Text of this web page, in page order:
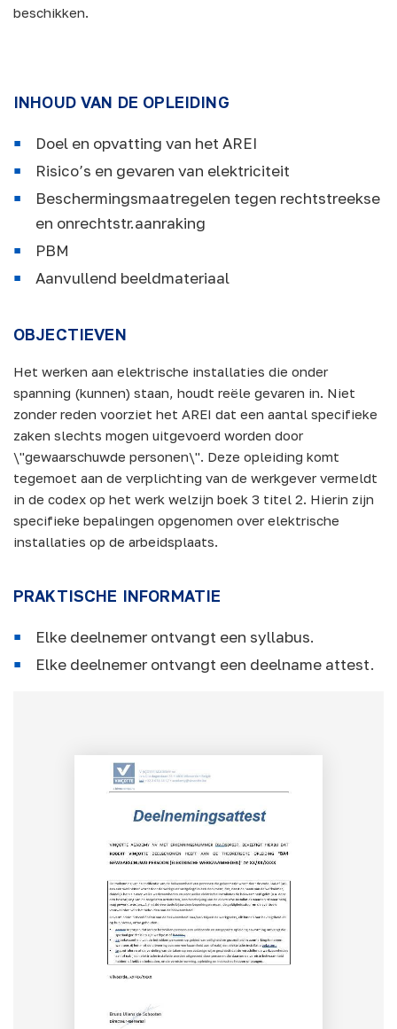
beschikken.
INHOUD VAN DE OPLEIDING
Doel en opvatting van het AREI
Risico’s en gevaren van elektriciteit
Beschermingsmaatregelen tegen rechtstreekse
en onrechtstr.aanraking
PBM
Aanvullend beeldmateriaal
OBJECTIEVEN
Het werken aan elektrische installaties die onder
spanning (kunnen) staan, houdt reële gevaren in. Niet
zonder reden voorziet het AREI dat een aantal specifieke
zaken slechts mogen uitgevoerd worden door
\"gewaarschuwde personen\". Deze opleiding komt
tegemoet aan de verplichting van de werkgever vermeldt
in de codex op het werk welzijn boek 3 titel 2. Hierin zijn
specifieke bepalingen opgenomen over elektrische
installaties op de arbeidsplaats.
PRAKTISCHE INFORMATIE
Elke deelnemer ontvangt een syllabus.
Elke deelnemer ontvangt een deelname attest.